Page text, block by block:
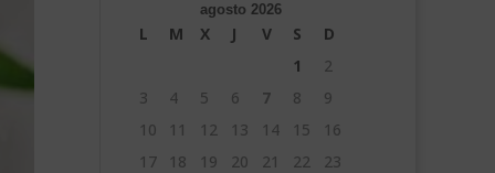
agosto 2026
L M X J V S
D
1
2
3
4 5 6 7 8
9
10
11 12 13 14 15
16
17
18 19 20 21 22
23